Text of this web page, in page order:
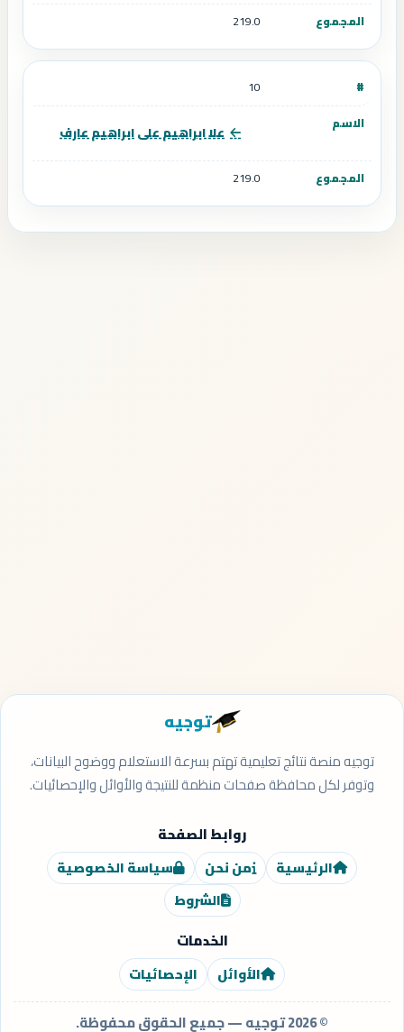
219.0
10
علا ابراهيم على ابراهيم عارف
219.0
توجيه
توجيه منصة نتائج تعليمية تهتم بسرعة الاستعلام ووضوح البيانات،
وتوفر لكل محافظة صفحات منظمة للنتيجة والأوائل والإحصائيات.
روابط الصفحة
الرئيسية من نحن
سياسة الخصوصية
الشروط
الخدمات
الأوائل الإحصائيات
© 2026 توجيه — جميع الحقوق محفوظة.